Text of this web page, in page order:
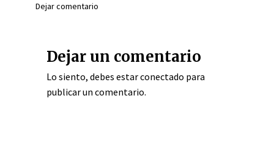
Dejar comentario
Dejar un comentario
Lo siento, debes estarconectado para
publicar un comentario.